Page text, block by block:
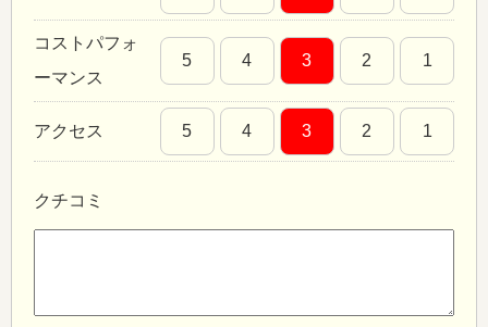
コストパフォ
ーマンス
5 4 3 2 1
アクセス 5 4 3 2 1
クチコミ